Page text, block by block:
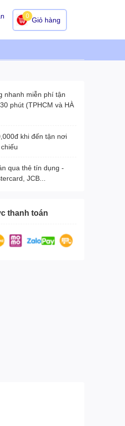
Giỏ hàng
0
nhanh miễn phí tận
phút (TPHCM và HÀ
khi đến tận nơi
qua thẻ tín dụng -
JCB...
thanh toán